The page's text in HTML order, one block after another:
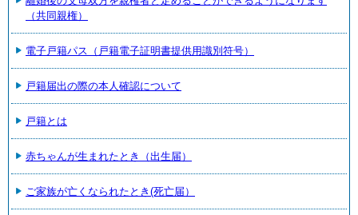
（共同親権）
電子戸籍パス（戸籍電子証明書提供用識別符号）
戸籍届出の際の本人確認について
戸籍とは
赤ちゃんが生まれたとき（出生届）
ご家族が亡くなられたとき(死亡届）